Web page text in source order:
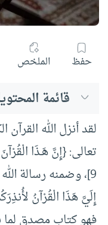
حفظ الملخص
قائمة
لقد أنزل الله
تعالى: {إِنَّ هَـذَا
9]، وضمنه رسالة
فهو كتاب مصدق